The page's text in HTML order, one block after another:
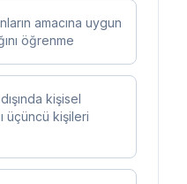
amacına uygun
öğrenme
kişisel
üçüncü kişileri